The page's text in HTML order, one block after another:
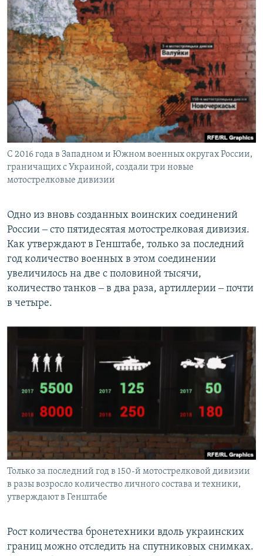
С 2016 года в Западном и Южном военных округах России,
граничащих с Украиной, создали три новые
мотострелковые дивизии
Одно из вновь созданных воинских соединений
России ‒ сто пятидесятая мотострелковая дивизия.
Как утверждают в Генштабе, только за последний
год количество военных в этом соединении
увеличилось на две с половиной тысячи,
количество танков ‒ в два раза, артиллерии ‒ почти
в четыре.
Только за последний год в 150-й мотострелковой дивизии
в разы возросло количество личного состава и техники,
утверждают в Генштабе
Рост количества бронетехники вдоль украинских
границ можно отследить на спутниковых снимках.